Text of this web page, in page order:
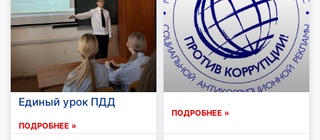
Единый урок ПДД
ПОДРОБНЕЕ »
ПОДРОБНЕЕ »